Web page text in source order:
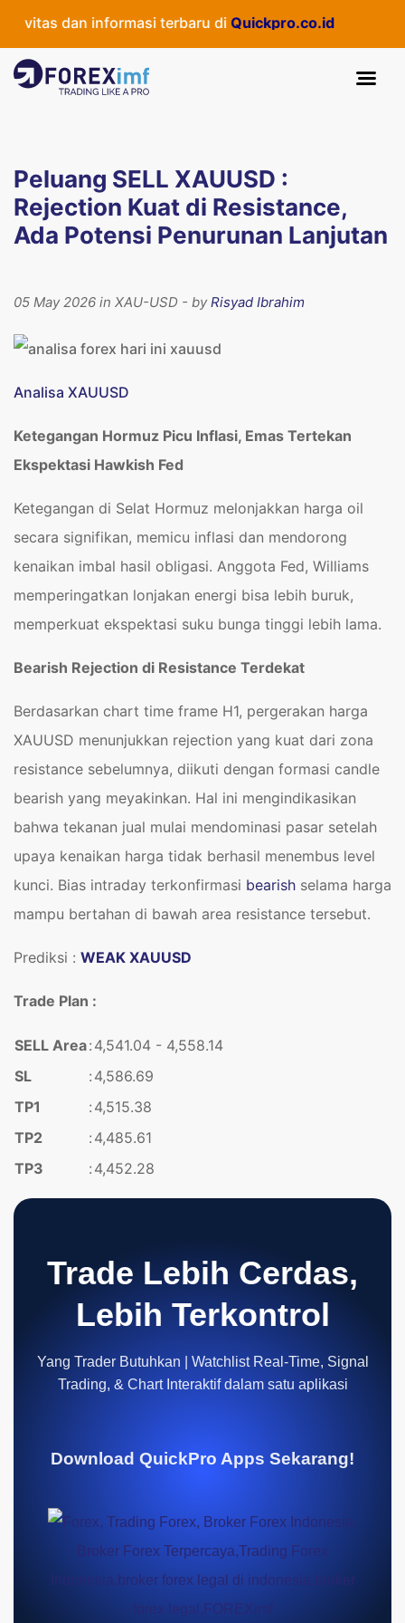
dan informasi terbaru diQuickpro.co.id
Peluang SELL XAUUSD :
Rejection Kuat di Resistance,
Ada Potensi Penurunan Lanjutan
05 May 2026 in XAU-USD - byRisyad Ibrahim
Analisa XAUUSD
Ketegangan Hormuz Picu Inflasi, Emas Tertekan
Ekspektasi Hawkish Fed
Ketegangan di Selat Hormuz melonjakkan harga oil
secara signifikan, memicu inflasi dan mendorong
kenaikan imbal hasil obligasi. Anggota Fed, Williams
memperingatkan lonjakan energi bisa lebih buruk,
memperkuat ekspektasi suku bunga tinggi lebih lama.
Bearish Rejection di Resistance Terdekat
Berdasarkan chart time frame H1, pergerakan harga
XAUUSD menunjukkan rejection yang kuat dari zona
resistance sebelumnya, diikuti dengan formasi candle
bearish yang meyakinkan. Hal ini mengindikasikan
bahwa tekanan jual mulai mendominasi pasar setelah
upaya kenaikan harga tidak berhasil menembus level
kunci. Bias intraday terkonfirmasi bearish selama harga
mampu bertahan di bawah area resistance tersebut.
Prediksi : WEAK XAUUSD
Trade Plan :
SELL Area: 4,541.04 - 4,558.14
SL
: 4,586.69
TP1
: 4,515.38
TP2
: 4,485.61
TP3
: 4,452.28
Trade Lebih Cerdas,
Lebih Terkontrol
Yang Trader Butuhkan | Watchlist Real-Time, Signal
Trading, & Chart Interaktif dalam satu aplikasi
Download QuickPro Apps Sekarang!